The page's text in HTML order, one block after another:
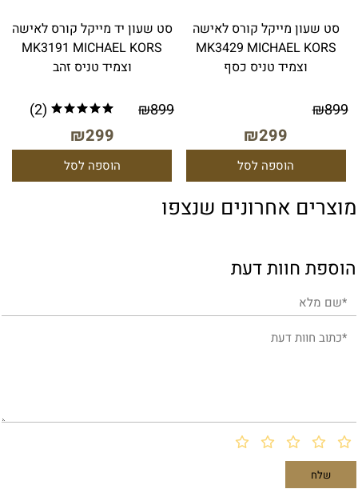
סט שעון מייקל קורס לאישה
MK3429 MICHAEL KORS
וצמיד טניס כסף
₪899
₪299
הוספה לסל
סט שעון יד מייקל קורס לאישה
MK3191 MICHAEL KORS
וצמיד טניס זהב
₪899
₪299
(2)
הוספה לסל
מוצרים אחרונים שנצפו
הוספת חוות דעת